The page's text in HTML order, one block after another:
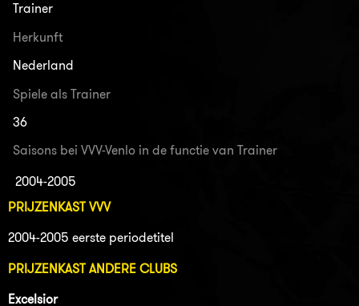
Trainer
Herkunft
Nederland
Spiele als Trainer
36
Saisons bei VVV-Venlo in de functie van Trainer
2004-2005
PRIJZENKAST VVV
2004-2005 eerste periodetitel
PRIJZENKAST ANDERE CLUBS
Excelsior